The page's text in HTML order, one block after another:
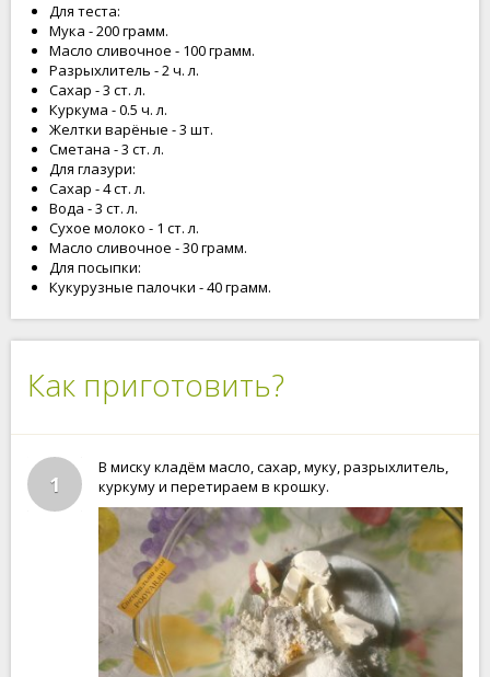
Для теста:
Мука - 200 грамм.
Масло сливочное - 100 грамм.
Разрыхлитель - 2 ч. л.
Сахар - 3 ст. л.
Куркума - 0.5 ч. л.
Желтки варёные - 3 шт.
Сметана - 3 ст. л.
Для глазури:
Сахар - 4 ст. л.
Вода - 3 ст. л.
Сухое молоко - 1 ст. л.
Масло сливочное - 30 грамм.
Для посыпки:
Кукурузные палочки - 40 грамм.
Как приготовить?
1
В миску кладём масло, сахар, муку, разрыхлитель,
куркуму и перетираем в крошку.